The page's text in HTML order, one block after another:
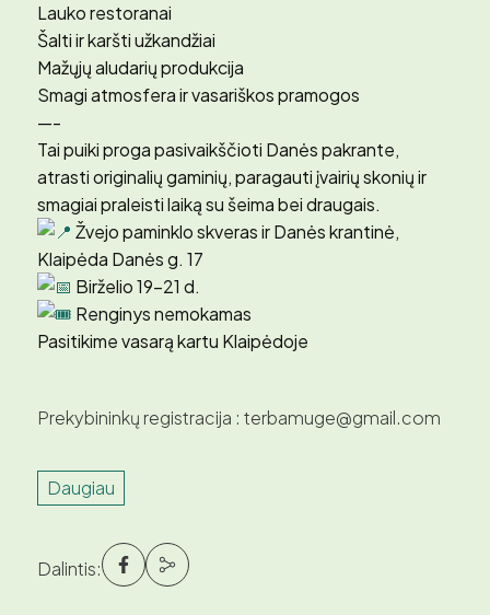
Lauko restoranai
Šalti ir karšti užkandžiai
Mažųjų aludarių produkcija
Smagi atmosfera ir vasariškos pramogos
—-
Tai puiki proga pasivaikščioti Danės pakrante,
atrasti originalių gaminių, paragauti įvairių skonių ir
smagiai praleisti laiką su šeima bei draugais.
Žvejo paminklo skveras ir Danės krantinė,
Klaipėda Danės g. 17
Birželio 19–21 d.
Renginys nemokamas
Pasitikime vasarą kartu Klaipėdoje
Prekybininkų registracija : terbamuge@gmail.com
Daugiau
Dalintis: